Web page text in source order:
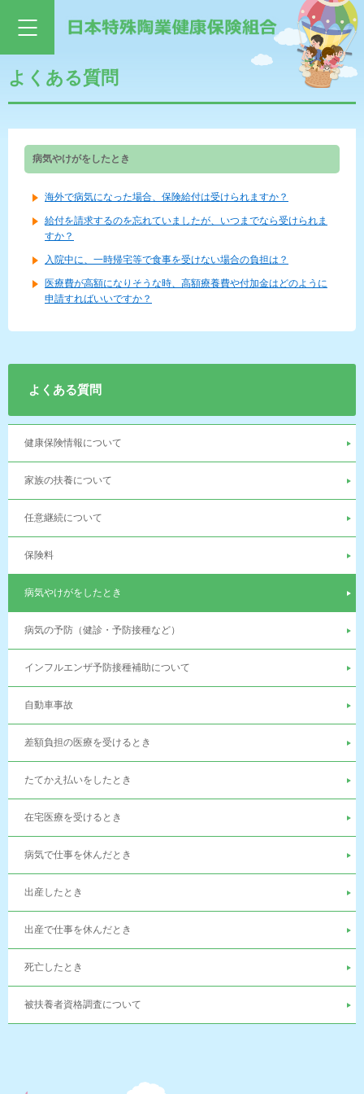
よくある質問
病気やけがをしたとき
海外で病気になった場合、保険給付は受けられますか？
給付を請求するのを忘れていましたが、いつまでなら受けられま
すか？
入院中に、一時帰宅等で食事を受けない場合の負担は？
医療費が高額になりそうな時、高額療養費や付加金はどのように
申請すればいいですか？
よくある質問
健康保険情報について
家族の扶養について
任意継続について
保険料
病気やけがをしたとき
病気の予防（健診・予防接種など）
インフルエンザ予防接種補助について
自動車事故
差額負担の医療を受けるとき
たてかえ払いをしたとき
在宅医療を受けるとき
病気で仕事を休んだとき
出産したとき
出産で仕事を休んだとき
死亡したとき
被扶養者資格調査について